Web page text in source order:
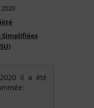
Simplifiées
il a été